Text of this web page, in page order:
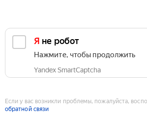
Я не робот
Нажмите, чтобы продолжить
Yandex SmartCaptcha
Если у вас возникли проблемы, пожалуйста,
обратной связи